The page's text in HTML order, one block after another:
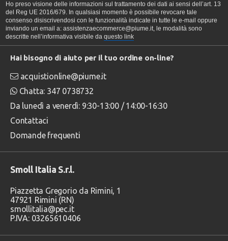
Ho preso visione delle informazioni sul trattamento dei dati ai sensi dell’art. 13
del Reg UE 2016/679. In qualsiasi momento è possibile revocare tale
consenso disiscrivendosi con le funzionalità indicate in tutte le e-mail oppure
inviando un email a: assistenzaecommerce@piume.it, le modalità sono
descritte nell’informativa visibile da questo link
Hai bisogno di aiuto per il tuo ordine on-line?
acquistionline@piume.it
Chatta: 347 0738732
Da lunedì a venerdì: 9:30-13:00 / 14:00-16:30
Contattaci
Domande frequenti
Smoll Italia S.r.l.
Piazzetta Gregorio da Rimini, 1
47921 Rimini (RN)
smollitalia@pec.it
P.IVA: 03265610406